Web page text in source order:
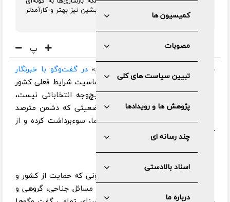
کمیسیون ها
مصوبات
تبیین سیاست های کلی
پژوهش ها و رویدادها
چند رسانه ای
اسناد بالادستی
درباره ما
انجام خواهد شد که حتی از وضعیت پیشین نیز بهتر و کارآمدتر
باشند.
پ
حجت‌الاسلام «غلامرضا مصباحی‌مقدم»در گفت‌وگو با خبرنگار
سیاسی ایرنابا تأکید بر لزوم درک حساسیت شرایط فعلی کشور
اظهار داشت: شرایط کنونی ما به‌هیچ‌وجه انتخاباتی نیست،
بلکه در وضعیت جنگی قرار داریم؛ وضعیتی که دشمن مترصد
است از کوچکترین اختلافات داخلی ما، سوءبرداشت کرده و از
آن بهره‌برداری کند.
وی تصریح کرد: با توجه به فضای کنونی که حمایت از کشور و
نظام اولویت اصلی است، پرداختن به مسائل جناحی، گروهی و